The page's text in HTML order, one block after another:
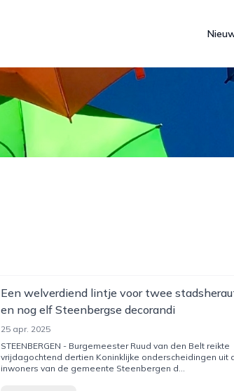
Een welverdiend lintje voor twee
en nog elf Steenbergse decorandi
25 apr. 2025
STEENBERGEN - Burgemeester Ruud van den Belt reikte
vrijdagochtend dertien Koninklijke onderscheidingen uit
inwoners van de gemeente Steenbergen d...